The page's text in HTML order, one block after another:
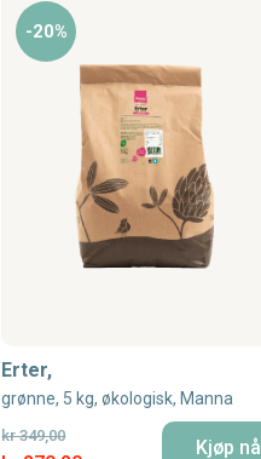
-20%
Erter,
grønne, 5 kg, økologisk, Manna
kr 349,00 Kjøp nå